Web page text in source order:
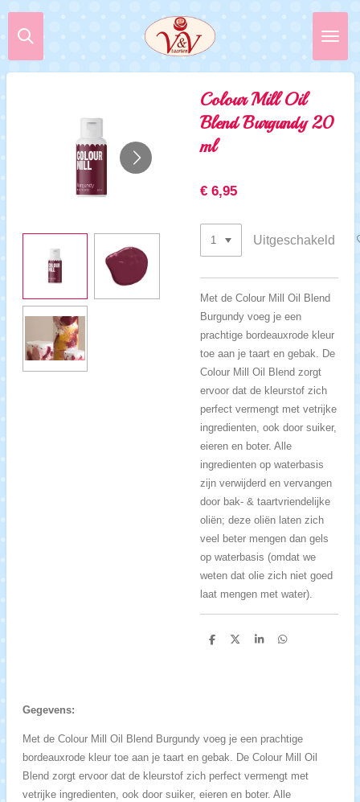
Ga
direct
de
Colour Mill Oil
Blend Burgundy 20
ml
€ 6,95
Uitgeschakeld
Met de Colour Mill Oil Blend
Burgundy voeg je een
prachtige bordeauxrode kleur
toe aan je taart en gebak. De
Colour Mill Oil Blend zorgt
ervoor dat de kleurstof zich
perfect vermengt met vetrijke
ingredienten, ook door suiker,
eieren en boter. Alle
ingredienten op waterbasis
zijn verwijderd en vervangen
door bak- & taartvriendelijke
oliën; deze oliën laten zich
veel beter mengen dan gels
op waterbasis (omdat we
weten dat olie zich niet goed
laat mengen met water).
D
D
S
D
Gegevens:
Met de Colour Mill Oil Blend Burgundy voeg je een prachtige
bordeauxrode kleur toe aan je taart en gebak. De Colour Mill Oil
Blend zorgt ervoor dat de kleurstof zich perfect vermengt met
vetrijke ingredienten, ook door suiker, eieren en boter. Alle